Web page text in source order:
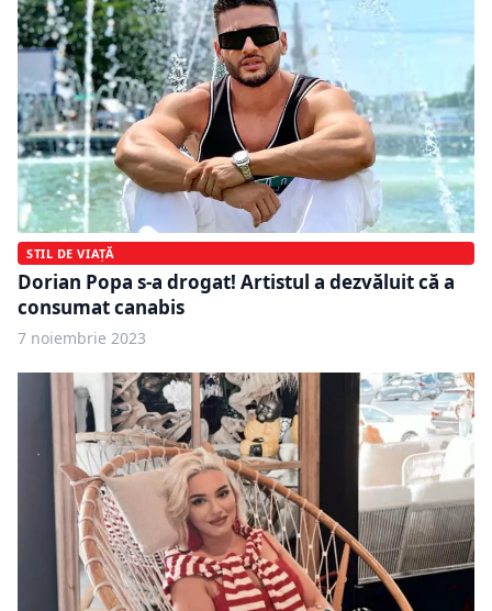
STIL DE VIAȚĂ
Dorian Popa s-a drogat! Artistul a dezvăluit că a
consumat canabis
7 noiembrie 2023